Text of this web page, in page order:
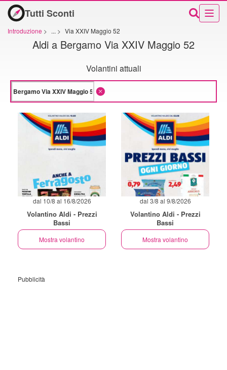
Tutti Sconti
Introduzione > ... > Via XXIV Maggio 52
Aldi a Bergamo Via XXIV Maggio 52
Volantini attuali
dal 10/8 al 16/8/2026
Volantino Aldi - Prezzi
Bassi
Mostra volantino
dal 3/8 al 9/8/2026
Volantino Aldi - Prezzi
Bassi
Mostra volantino
Pubblicità